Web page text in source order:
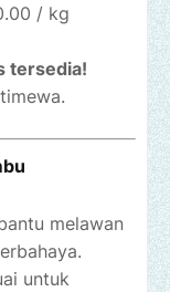
/ kg
tersedia!
melawan
untuk